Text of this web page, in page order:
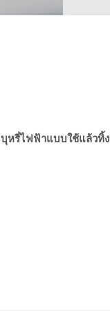
บุหรี่ไฟฟ้าแบบใช้แล้วทิ้ง